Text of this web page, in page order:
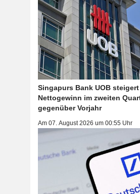
Singapurs Bank UOB steigert
Nettogewinn im zweiten
gegenüber Vorjahr
Am 07. August 2026 um 00:55 Uhr